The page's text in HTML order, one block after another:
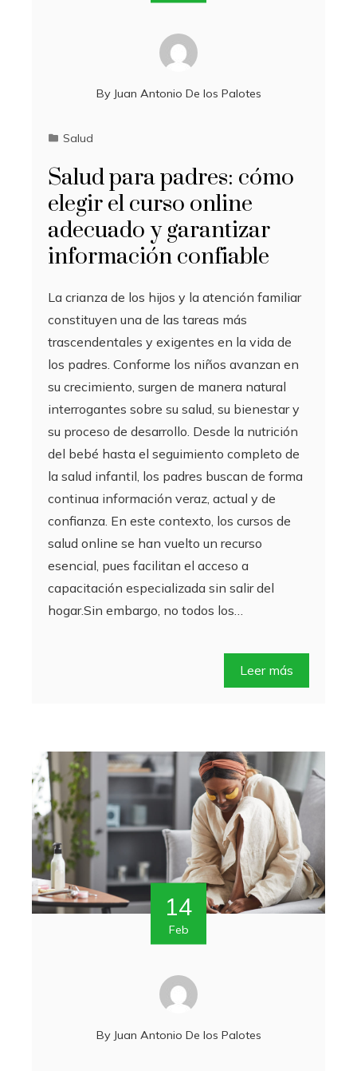
By Juan Antonio De los Palotes
Salud
Salud para padres: cómo
elegir el curso online
adecuado y garantizar
información confiable
La crianza de los hijos y la atención familiar
constituyen una de las tareas más
trascendentales y exigentes en la vida de
los padres. Conforme los niños avanzan en
su crecimiento, surgen de manera natural
interrogantes sobre su salud, su bienestar y
su proceso de desarrollo. Desde la nutrición
del bebé hasta el seguimiento completo de
la salud infantil, los padres buscan de forma
continua información veraz, actual y de
confianza. En este contexto, los cursos de
salud online se han vuelto un recurso
esencial, pues facilitan el acceso a
capacitación especializada sin salir del
hogar.Sin embargo, no todos los…
Leer más
14
Feb
By Juan Antonio De los Palotes